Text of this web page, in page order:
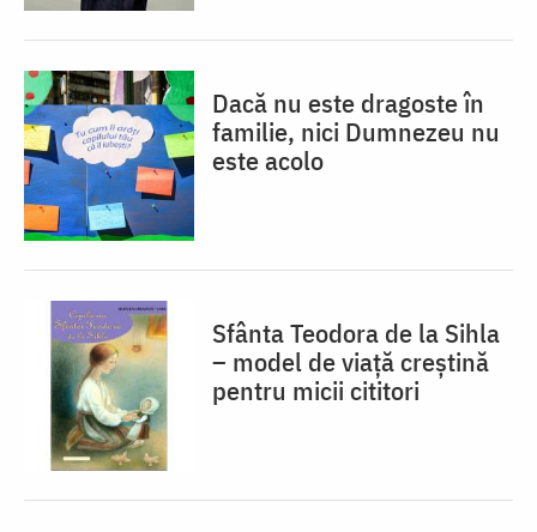
Dacă nu este dragoste în
familie, nici Dumnezeu nu
este acolo
Sfânta Teodora de la Sihla
– model de viaţă creştină
pentru micii cititori